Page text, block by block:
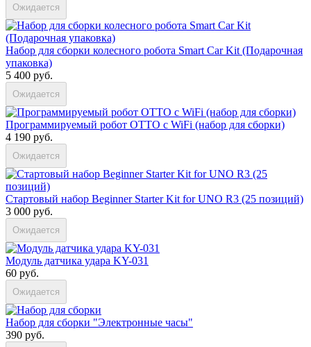
Ожидается
Набор для сборки колесного робота Smart Car Kit (Подарочная
упаковка)
5 400 руб.
Ожидается
Программируемый робот OTTO с WiFi (набор для сборки)
4 190 руб.
Ожидается
Стартовый набор Beginner Starter Kit for UNO R3 (25 позиций)
3 000 руб.
Ожидается
Модуль датчика удара KY-031
60 руб.
Ожидается
Набор для сборки "Электронные часы"
390 руб.